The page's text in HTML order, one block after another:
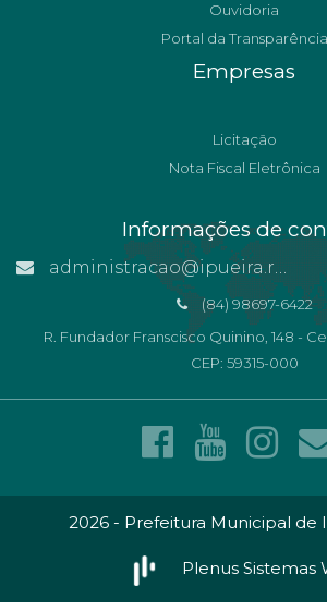
Ouvidoria
Portal da Transparência
Empresas
Licitação
Nota Fiscal Eletrônica
Informações de
administracao@ipueira.rn.gov.br
(84) 98697-6422
R. Fundador Franscisco Quinino, 148 -
CEP: 59315-000
2026 - Prefeitura Municipal de
Plenus Sistemas